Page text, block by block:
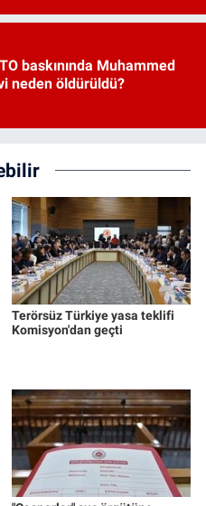
baskınında Muhammed
neden öldürüldü?
Terörsüz Türkiye yasa teklifi
Komisyon'dan geçti